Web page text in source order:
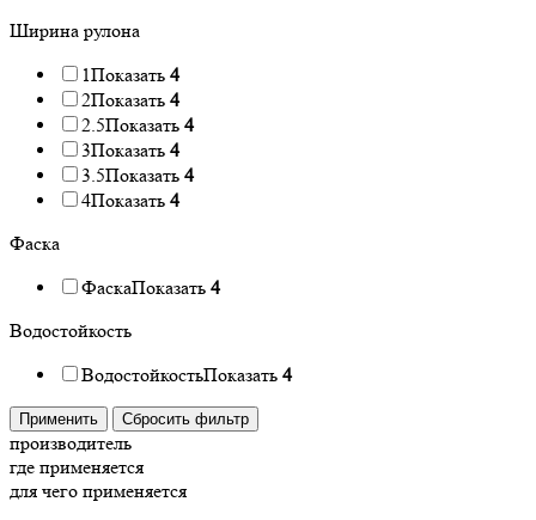
Ширина рулона
1Показать 4
2Показать 4
2.5Показать 4
3Показать 4
3.5Показать 4
4Показать 4
Фаска
ФаскаПоказать 4
Водостойкость
ВодостойкостьПоказать 4
Применить Сбросить фильтр
производитель
где применяется
для чего применяется